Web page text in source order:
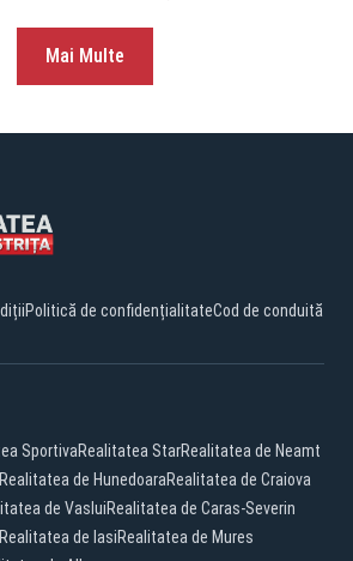
Mai Multe
Politică de confidențialitateCod de conduită
SportivaRealitatea StarRealitatea de Neamt
Realitatea de HunedoaraRealitatea de Craiova
de VasluiRealitatea de Caras-Severin
Realitatea de IasiRealitatea de Mures